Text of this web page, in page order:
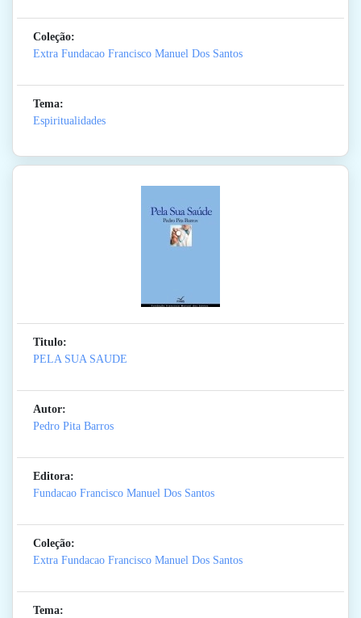
Coleção:
Extra Fundacao Francisco Manuel Dos Santos
Tema:
Espiritualidades
Titulo:
PELA SUA SAUDE
Autor:
Pedro Pita Barros
Editora:
Fundacao Francisco Manuel Dos Santos
Coleção:
Extra Fundacao Francisco Manuel Dos Santos
Tema: